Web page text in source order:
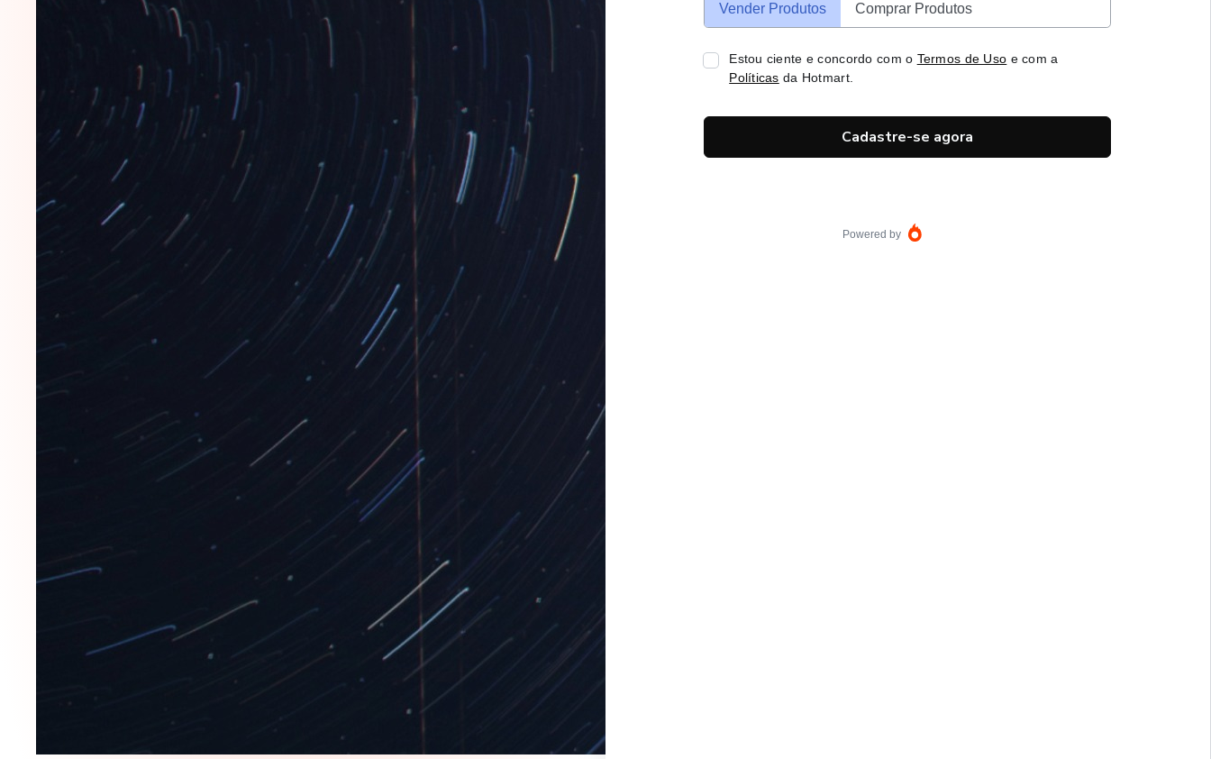
Vender Produtos Comprar Produtos
Estou ciente e concordo com o Termos de Uso e com a
Políticas da Hotmart.
Cadastre-se agora
Powered by